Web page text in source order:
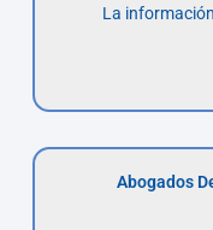
La
Abogados